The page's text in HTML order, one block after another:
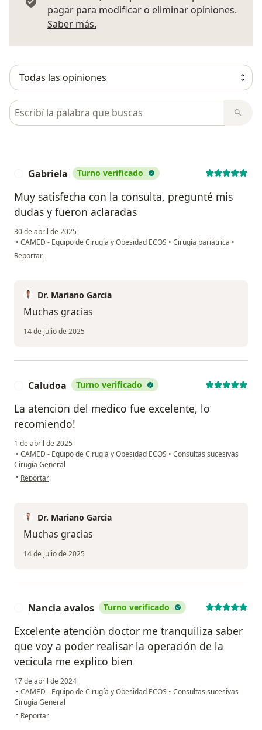
pagar para modificar o eliminar opiniones.
Saber más.
Busca en opiniones
Gabriela Turno verificado
Muy satisfecha con la consulta, pregunté mis
dudas y fueron aclaradas
30 de abril de 2025
• CAMED - Equipo de Cirugía y Obesidad ECOS • Cirugía bariátrica •
en opinión del usuario Gabriela
Reportar
Dr. Mariano Garcia
Muchas gracias
14 de julio de 2025
Caludoa Turno verificado
La atencion del medico fue excelente, lo
recomiendo!
1 de abril de 2025
• CAMED - Equipo de Cirugía y Obesidad ECOS • Consultas sucesivas
Cirugía General
• en opinión del usuario Caludoa
Reportar
Dr. Mariano Garcia
Muchas gracias
14 de julio de 2025
Nancia avalos Turno verificado
Excelente atención doctor me tranquiliza saber
que voy a poder realisar la operación de la
vecicula me explico bien
17 de abril de 2024
• CAMED - Equipo de Cirugía y Obesidad ECOS • Consultas sucesivas
Cirugía General
• en opinión del usuario Nancia avalos
Reportar